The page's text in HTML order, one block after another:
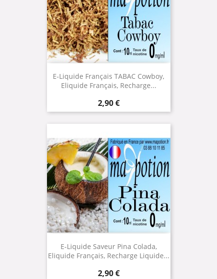
E-Liquide Français TABAC Cowboy,
Eliquide Français, Recharge...
Prix
2,90 €
E-Liquide Saveur Pina Colada,
Eliquide Français, Recharge Liquide...
Prix
2,90 €